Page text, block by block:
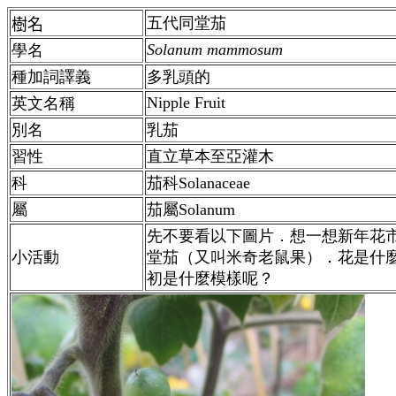
樹名
五代同堂茄
學名
Solanum mammosum
種加詞譯義
多乳頭的
英文名稱
Nipple Fruit
別名
乳茄
習性
直立草本至亞灌木
科
茄科Solanaceae
屬
茄屬Solanum
小活動
先不要看以下圖片．想一想新年花
堂茄（又叫米奇老鼠果）．花是什
初是什麼模樣呢？